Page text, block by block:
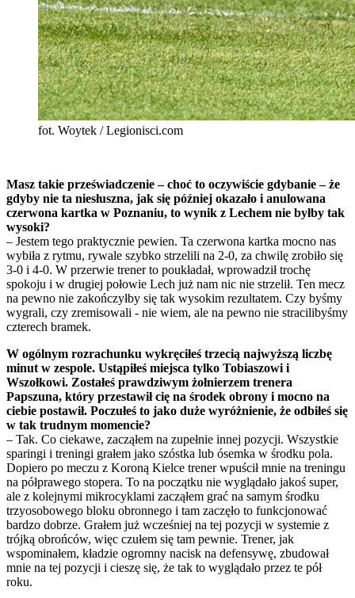
fot. Woytek / Legionisci.com
Masz takie przeświadczenie – choć to oczywiście gdybanie – że
gdyby nie ta niesłuszna, jak się później okazało i anulowana
czerwona kartka w Poznaniu, to wynik z Lechem nie byłby tak
wysoki?
– Jestem tego praktycznie pewien. Ta czerwona kartka mocno nas
wybiła z rytmu, rywale szybko strzelili na 2-0, za chwilę zrobiło się
3-0 i 4-0. W przerwie trener to poukładał, wprowadził trochę
spokoju i w drugiej połowie Lech już nam nic nie strzelił. Ten mecz
na pewno nie zakończyłby się tak wysokim rezultatem. Czy byśmy
wygrali, czy zremisowali - nie wiem, ale na pewno nie stracilibyśmy
czterech bramek.
W ogólnym rozrachunku wykręciłeś trzecią najwyższą liczbę
minut w zespole. Ustąpiłeś miejsca tylko Tobiaszowi i
Wszołkowi. Zostałeś prawdziwym żołnierzem trenera
Papszuna, który przestawił cię na środek obrony i mocno na
ciebie postawił. Poczułeś to jako duże wyróżnienie, że odbiłeś się
w tak trudnym momencie?
– Tak. Co ciekawe, zacząłem na zupełnie innej pozycji. Wszystkie
sparingi i treningi grałem jako szóstka lub ósemka w środku pola.
Dopiero po meczu z Koroną Kielce trener wpuścił mnie na treningu
na półprawego stopera. To na początku nie wyglądało jakoś super,
ale z kolejnymi mikrocyklami zacząłem grać na samym środku
trzyosobowego bloku obronnego i tam zaczęło to funkcjonować
bardzo dobrze. Grałem już wcześniej na tej pozycji w systemie z
trójką obrońców, więc czułem się tam pewnie. Trener, jak
wspominałem, kładzie ogromny nacisk na defensywę, zbudował
mnie na tej pozycji i cieszę się, że tak to wyglądało przez te pół
roku.